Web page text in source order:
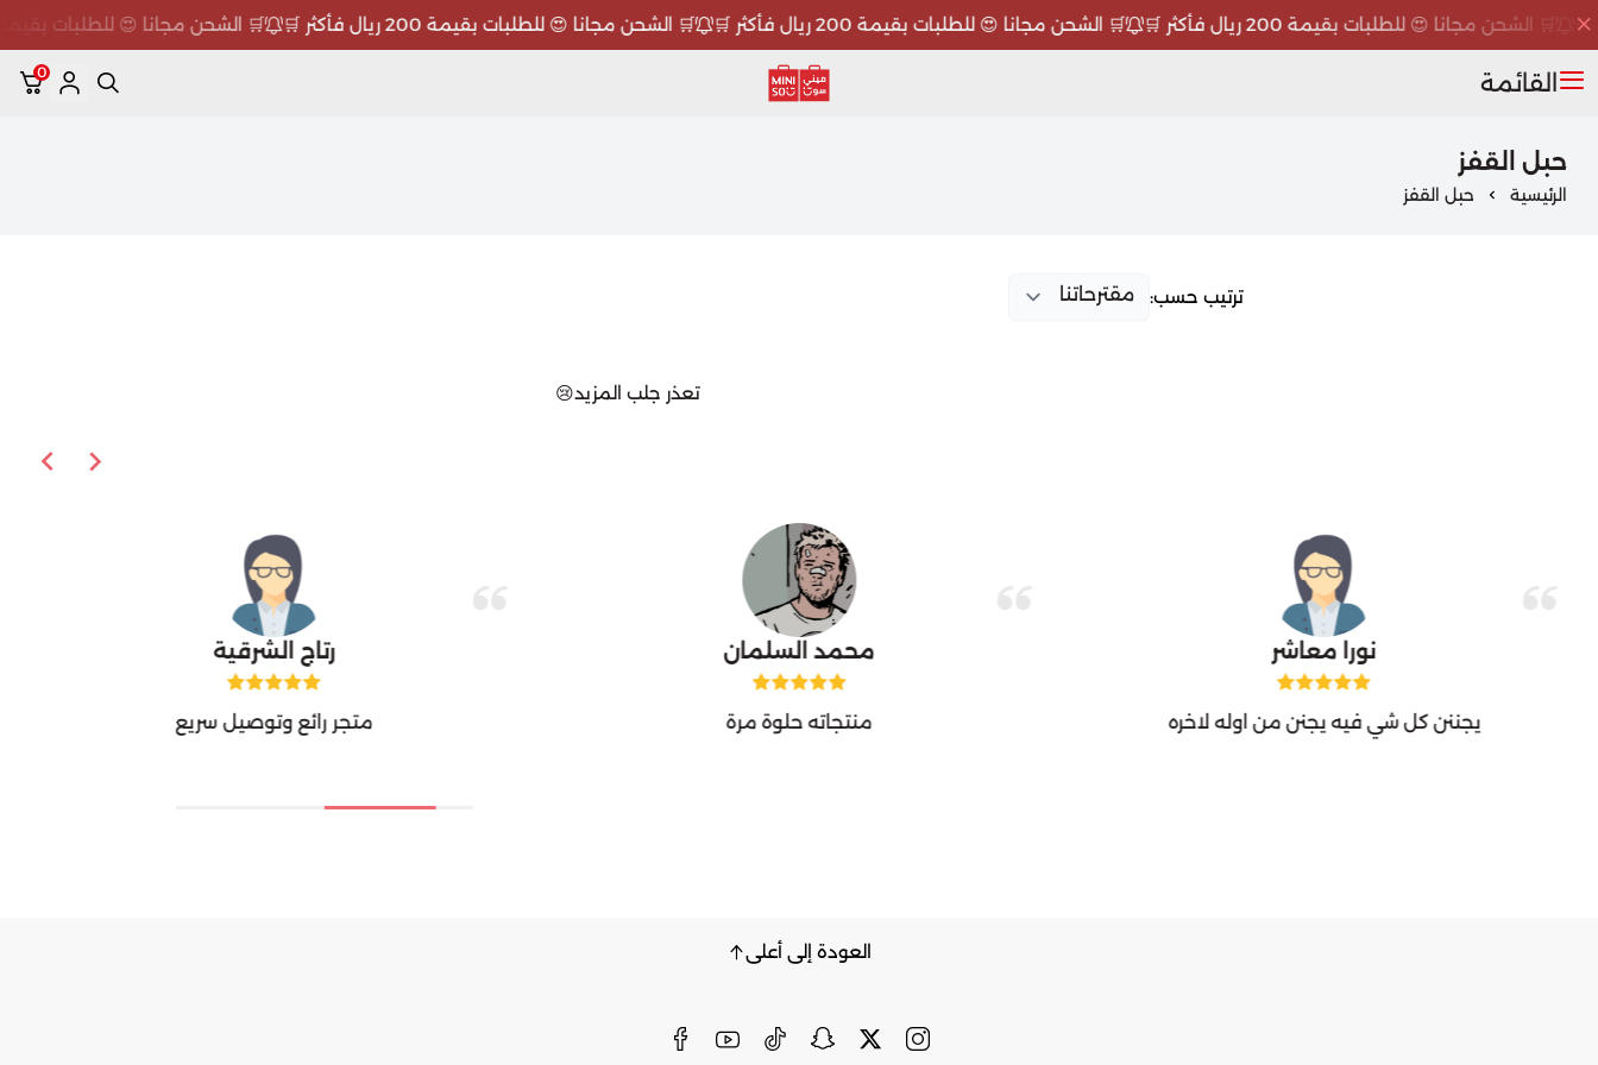
🛒 الشحن مجانا 😍 للطلبات بقيمة 200 ريال فأكثر 🛒 🛒 الشحن مجانا 😍 للطلبات بقيمة 200 ريال فأكثر 🛒 🛒 الشحن مجانا 😍 للطلبات بقيمة 200 ريال فأكثر 🛒 🛒 الشحن مجانا 😍 للطلبات بقيمة 200 ريال فأكثر
القائمة ميني سو MINISO
0
حبل القفز
الرئيسية حبل القفز
ترتيب حسب:
تعذر جلب المزيد😢
نورا معاشر
يجننن كل شي فيه يجنن من اوله لاخره
محمد السلمان
‏منتجاته حلوة مرة
رتاج الشرقية
متجر رائع وتوصيل سريع
العودة إلى أعلى